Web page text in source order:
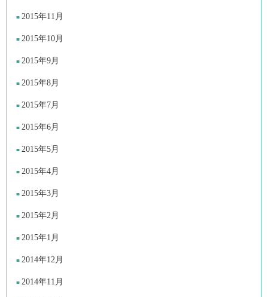
2015年11月
2015年10月
2015年9月
2015年8月
2015年7月
2015年6月
2015年5月
2015年4月
2015年3月
2015年2月
2015年1月
2014年12月
2014年11月